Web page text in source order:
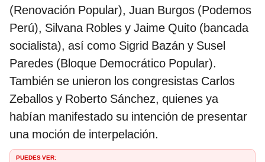
(Renovación Popular), Juan Burgos (Podemos
Perú), Silvana Robles y Jaime Quito (bancada
socialista), así como Sigrid Bazán y Susel
Paredes (Bloque Democrático Popular).
También se unieron los congresistas Carlos
Zeballos y Roberto Sánchez, quienes ya
habían manifestado su intención de presentar
una moción de interpelación.
PUEDES VER: